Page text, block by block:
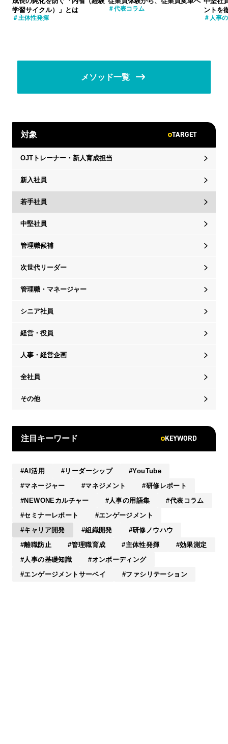
学習サイクル）」とは
主体性発揮
代表コラム
ントを
人事
メソッド一覧
対象 TARGET
OJTトレーナー・新人育成担当
新入社員
若手社員
中堅社員
管理職候補
次世代リーダー
管理職・マネージャー
シニア社員
経営・役員
人事・経営企画
全社員
その他
注目キーワード KEYWORD
AI活用 リーダーシップ
YouTube
マネージャー
マネジメント
研修レポート
NEWONEカルチャー
人事の用語集
代表コラム
セミナーレポート
エンゲージメント
キャリア開発
組織開発
研修ノウハウ
離職防止
管理職育成 主体性発揮
効果測定
人事の基礎知識
オンボーディング
エンゲージメントサーベイ
ファシリテーション